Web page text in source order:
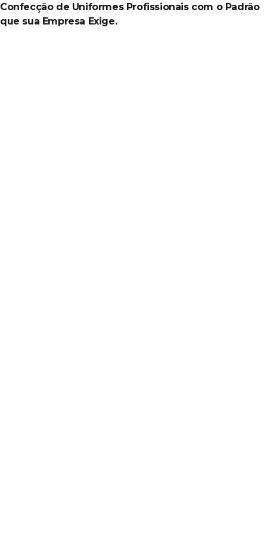
Confecção de Uniformes Profissionais com o Padrão
que sua Empresa Exige.